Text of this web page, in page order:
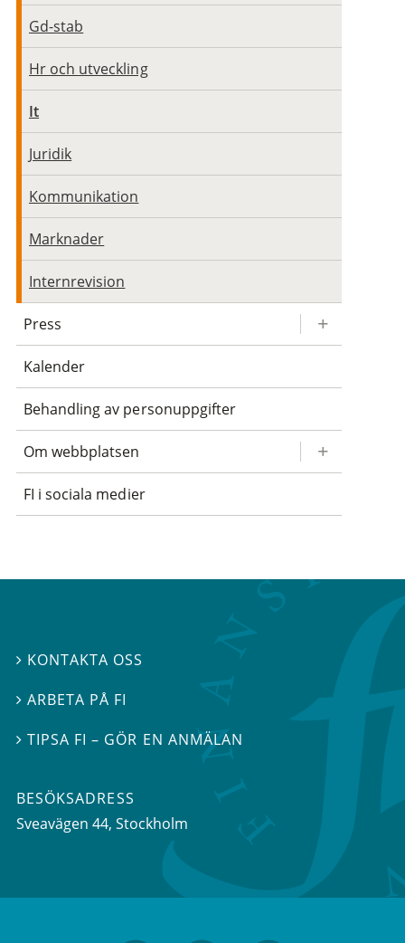
Gd-stab
Hr och utveckling
It
Juridik
Kommunikation
Marknader
Internrevision
Press
Kalender
Behandling av personuppgifter
Om webbplatsen
FI i sociala medier
 KONTAKTA OSS
 ARBETA PÅ FI
TIPSA FI – GÖR EN ANMÄLAN
BESÖKSADRESS
Sveavägen 44, Stockholm